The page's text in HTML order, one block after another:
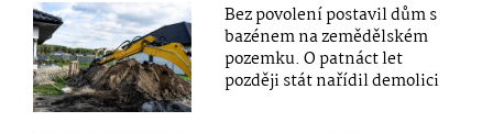
Bez povolení postavil dům s
bazénem na zemědělském
pozemku. O patnáct let
později stát nařídil demolici